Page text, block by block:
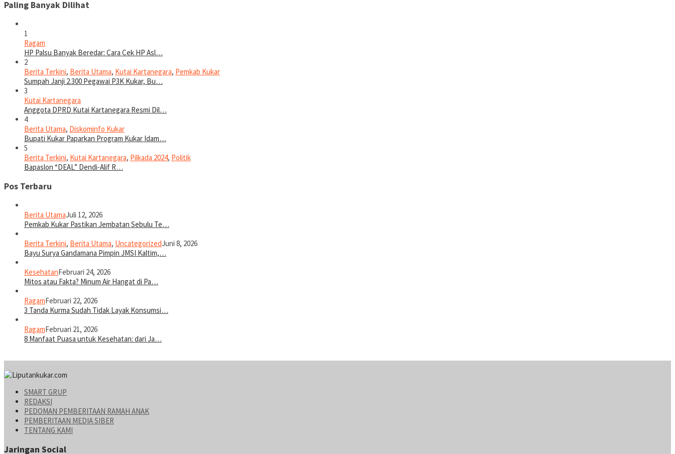
Paling Banyak Dilihat
1
Ragam
HP Palsu Banyak Beredar: Cara Cek HP Asl…
2
Berita Terkini, Berita Utama, Kutai Kartanegara, Pemkab Kukar
Sumpah Janji 2.300 Pegawai P3K Kukar, Bu…
3
Kutai Kartanegara
Anggota DPRD Kutai Kartanegara Resmi Dil…
4
Berita Utama, Diskominfo Kukar
Bupati Kukar Paparkan Program Kukar Idam…
5
Berita Terkini, Kutai Kartanegara, Pilkada 2024, Politik
Bapaslon “DEAL” Dendi-Alif R…
Pos Terbaru
Berita UtamaJuli 12, 2026
Pemkab Kukar Pastikan Jembatan Sebulu Te…
Berita Terkini, Berita Utama, UncategorizedJuni 8, 2026
Bayu Surya Gandamana Pimpin JMSI Kaltim,…
KesehatanFebruari 24, 2026
Mitos atau Fakta? Minum Air Hangat di Pa…
RagamFebruari 22, 2026
3 Tanda Kurma Sudah Tidak Layak Konsumsi…
RagamFebruari 21, 2026
8 Manfaat Puasa untuk Kesehatan: dari Ja…
SMART GRUP
REDAKSI
PEDOMAN PEMBERITAAN RAMAH ANAK
PEMBERITAAN MEDIA SIBER
TENTANG KAMI
Jaringan Social